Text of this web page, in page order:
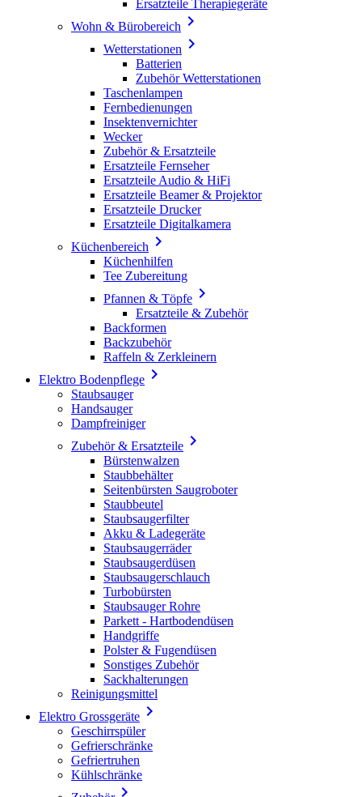
Ersatzteile Therapiegeräte
Wohn & Bürobereich 
Wetterstationen 
Batterien
Zubehör Wetterstationen
Taschenlampen
Fernbedienungen
Insektenvernichter
Wecker
Zubehör & Ersatzteile
Ersatzteile Fernseher
Ersatzteile Audio & HiFi
Ersatzteile Beamer & Projektor
Ersatzteile Drucker
Ersatzteile Digitalkamera
Küchenbereich 
Küchenhilfen
Tee Zubereitung
Pfannen & Töpfe 
Ersatzteile & Zubehör
Backformen
Backzubehör
Raffeln & Zerkleinern
Elektro Bodenpflege 
Staubsauger
Handsauger
Dampfreiniger
Zubehör & Ersatzteile 
Bürstenwalzen
Staubbehälter
Seitenbürsten Saugroboter
Staubbeutel
Staubsaugerfilter
Akku & Ladegeräte
Staubsaugerräder
Staubsaugerdüsen
Staubsaugerschlauch
Turbobürsten
Staubsauger Rohre
Parkett - Hartbodendüsen
Handgriffe
Polster & Fugendüsen
Sonstiges Zubehör
Sackhalterungen
Reinigungsmittel
Elektro Grossgeräte 
Geschirrspüler
Gefrierschränke
Gefriertruhen
Kühlschränke
